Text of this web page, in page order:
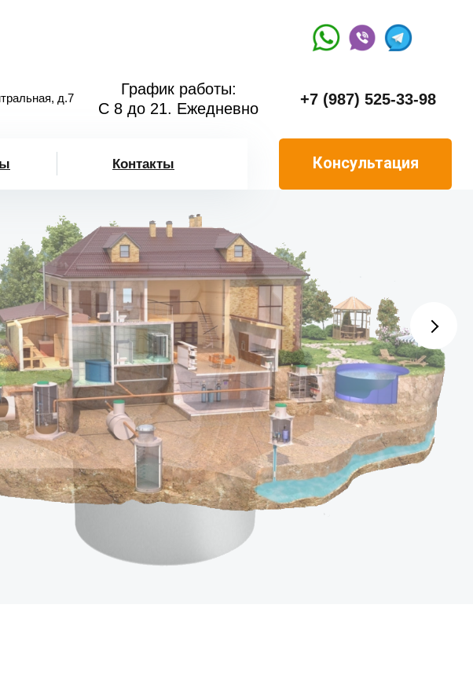
д.7
График работы:
С 8 до 21. Ежедневно
+7 (987) 525-33-98
Контакты Консультация